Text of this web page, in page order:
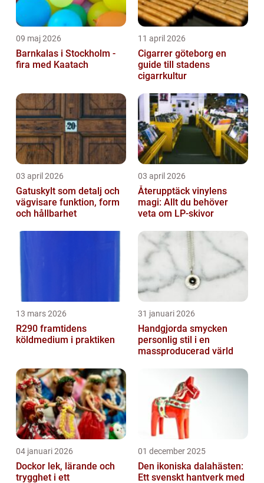
09 maj 2026
Barnkalas i Stockholm -
fira med Kaatach
11 april 2026
Cigarrer göteborg en
guide till stadens
cigarrkultur
03 april 2026
Gatuskylt som detalj och
vägvisare funktion, form
och hållbarhet
03 april 2026
Återupptäck vinylens
magi: Allt du behöver
veta om LP-skivor
13 mars 2026
R290 framtidens
köldmedium i praktiken
31 januari 2026
Handgjorda smycken
personlig stil i en
massproducerad värld
04 januari 2026
Dockor lek, lärande och
trygghet i ett
01 december 2025
Den ikoniska dalahästen:
Ett svenskt hantverk med